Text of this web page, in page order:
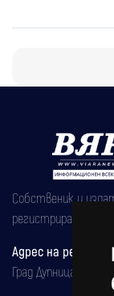
Собственик и
регистрирана на
Адрес на
Град Дупница,